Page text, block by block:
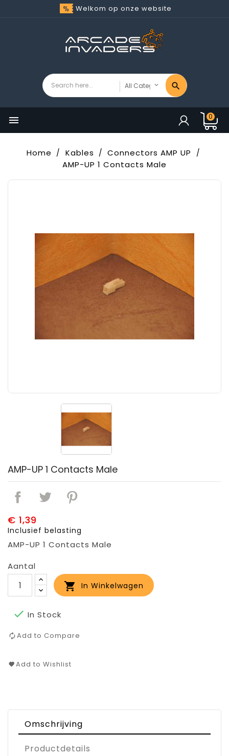
Welkom op onze website
 0
Home Kables
Connectors AMP UP
AMP-UP 1 Contacts Male
AMP-UP 1 Contacts Male
€ 1,39
Inclusief belasting
AMP-UP 1 Contacts Male
Aantal
 In Winkelwagen
 In Stock
Add to Compare
Add to Wishlist
Omschrijving
Productdetails